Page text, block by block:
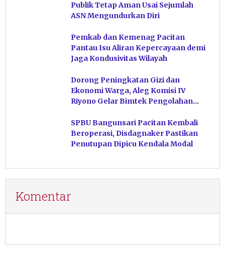
Publik Tetap Aman Usai Sejumlah
ASN Mengundurkan Diri
Pemkab dan Kemenag Pacitan
Pantau Isu Aliran Kepercayaan demi
Jaga Kondusivitas Wilayah
Dorong Peningkatan Gizi dan
Ekonomi Warga, Aleg Komisi IV
Riyono Gelar Bimtek Pengolahan
SPBU Bangunsari Pacitan Kembali
Beroperasi, Disdagnaker Pastikan
Penutupan Dipicu Kendala Modal
Komentar